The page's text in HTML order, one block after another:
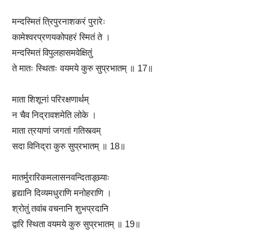
मन्दस्मितं त्रिपुरनाशकरं पुरारेः
कामेश्वरप्रणयकोपहरं स्मितं ते ।
मन्दस्मितं विपुलहासमवेक्षितुं
ते मातः स्थिताः वयमये कुरु सुप्रभातम् ॥ 17॥
माता शिशूनां परिरक्षणार्थम्
न चैव निद्रावशमेति लोके ।
माता त्रयाणां जगतां गतिस्त्वम्
सदा विनिद्रा कुरु सुप्रभातम् ॥ 18॥
मातर्मुरारिकमलासनवन्दिताङ्घ्र्याः
हृद्यानि दिव्यमधुराणि मनोहराणि ।
श्रोतुं तवांब वचनानि शुभप्रदानि
द्वारि स्थिता वयमये कुरु सुप्रभातम् ॥ 19॥